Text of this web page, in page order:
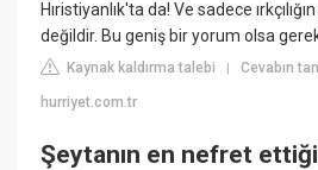
Hıristiyanlık'ta da! Ve sadece
değildir. Bu geniş bir yorum olsa
Kaynak kaldırma talebi |Cevabın
hurriyet.com.tr
Şeytanın en nefret